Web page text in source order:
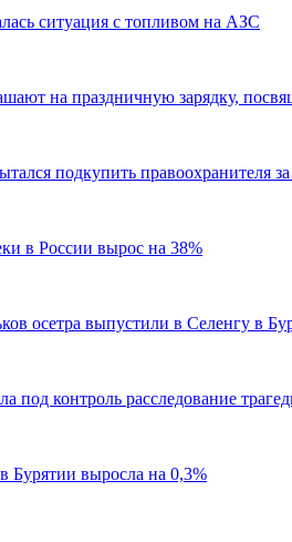
ситуация с топливом на АЗС
на праздничную зарядку,
подкупить правоохранителя
в России вырос на 38%
осетра выпустили в Селенгу в
под контроль расследование
Бурятии выросла на 0,3%